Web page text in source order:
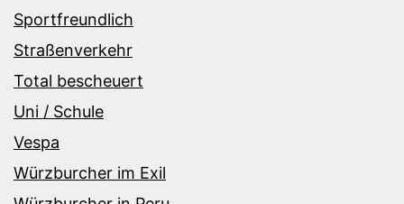
Sportfreundlich
Straßenverkehr
Total bescheuert
Uni / Schule
Vespa
Würzburcher im Exil